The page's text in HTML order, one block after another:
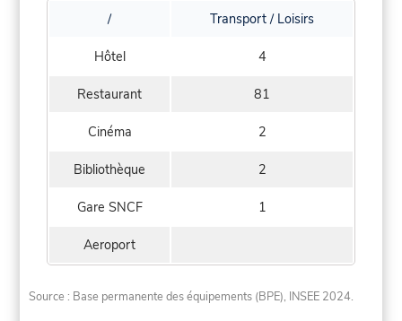
/ Transport / Loisirs
Hôtel 4
Restaurant 81
Cinéma 2
Bibliothèque 2
Gare SNCF 1
Aeroport
Source : Base permanente des équipements (BPE), INSEE 2024.